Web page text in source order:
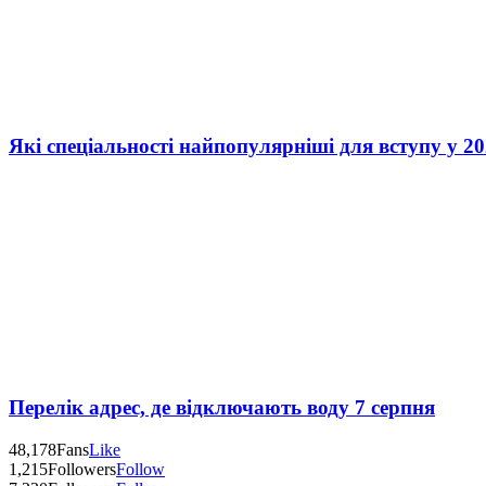
Які спеціальності найпопулярніші для вступу у
Перелік адрес, де відключають воду 7 серпня
48,178FansLike
1,215FollowersFollow